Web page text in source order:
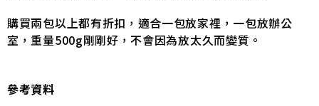
購買兩包以上都有折扣，適合一包放家裡，一包放辦公
室，重量500g剛剛好，不會因為放太久而變質。
參考資料